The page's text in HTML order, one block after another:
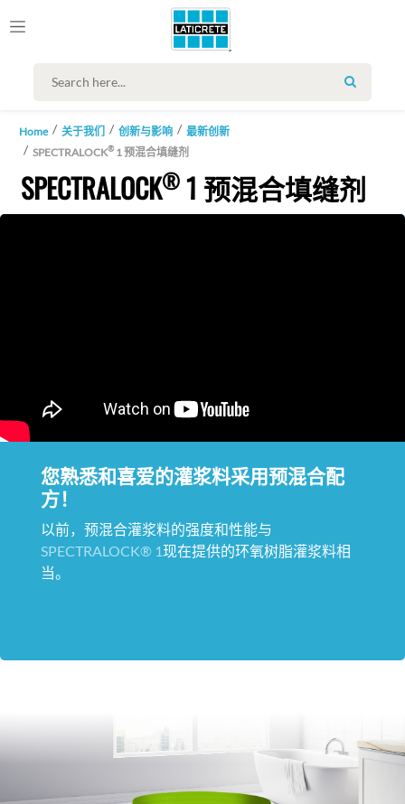
SEARCH
Home 关于我们 创新与影响
最新创新
SPECTRALOCK® 1 预混合填缝剂
SPECTRALOCK® 1 预混合填缝剂
您熟悉和喜爱的灌浆料采用预混合配
方！
以前，预混合灌浆料的强度和性能与
SPECTRALOCK® 1现在提供的环氧树脂灌浆料相
当。